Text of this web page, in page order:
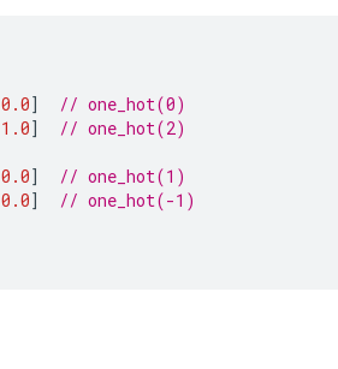
0.0]
// one_hot(0)
1.0]
// one_hot(2)
0.0]
// one_hot(1)
0.0]
// one_hot(-1)